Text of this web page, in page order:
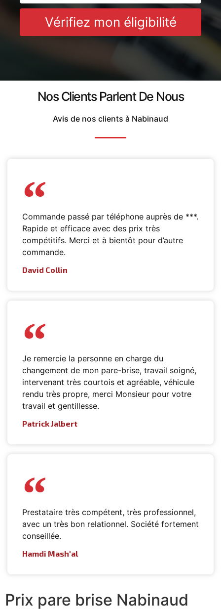
Vérifiez mon éligibilité
Nos Clients Parlent De Nous
Avis de nos clients à Nabinaud
Commande passé par téléphone auprès de ***.
Rapide et efficace avec des prix très
compétitifs. Merci et à bientôt pour d’autre
commande.
David Collin
Je remercie la personne en charge du
changement de mon pare-brise, travail soigné,
intervenant très courtois et agréable, véhicule
rendu très propre, merci Monsieur pour votre
travail et gentillesse.
Patrick Jalbert
Prestataire très compétent, très professionnel,
avec un très bon relationnel. Société fortement
conseillée.
Hamdi Mash'al
Prix pare brise Nabinaud